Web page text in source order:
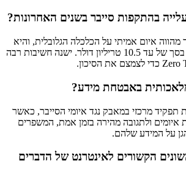
בהתקפות סייבר בשנים האחרונות?
מהווה איום אמיתי על הכלכלה הגלובלית, והיא
עשויה לגרום להפסדים בסך של עד 10.5 טריליון דולר. ישנה חשיבות רבה
באבטחת מידע?
תפקיד מרכזי במאבק נגד איומי הסייבר, כאשר
איומים ולתגובה מהירה בזמן אמת, המשפרים
על המידע שלהם.
הקשורים לאינטרנט של הדברים